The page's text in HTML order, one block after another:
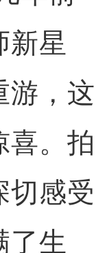
新星
游，这
喜。拍
切感受
了生